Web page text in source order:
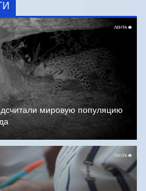
мировую популяцию